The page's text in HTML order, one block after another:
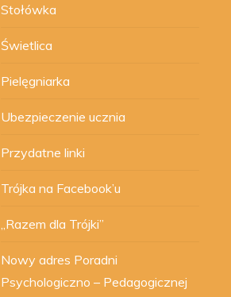
Stołówka
Świetlica
Pielęgniarka
Ubezpieczenie ucznia
Przydatne linki
Trójka na Facebook’u
„Razem dla Trójki”
Nowy adres Poradni
Psychologiczno – Pedagogicznej